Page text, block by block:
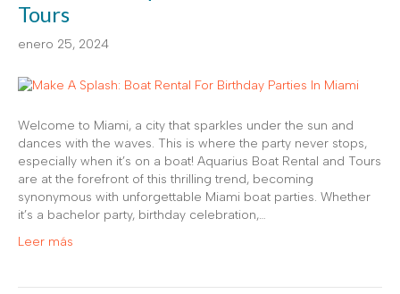
Tours
enero 25, 2024
Welcome to Miami, a city that sparkles under the sun and
dances with the waves. This is where the party never stops,
especially when it’s on a boat! Aquarius Boat Rental and Tours
are at the forefront of this thrilling trend, becoming
synonymous with unforgettable Miami boat parties. Whether
it’s a bachelor party, birthday celebration,…
Leer más